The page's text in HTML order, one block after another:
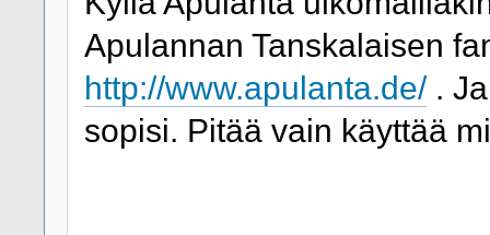
Apulannan Tanskalaisen
http://www.apulanta.de/. Ja
sopisi. Pitää vain käyttää